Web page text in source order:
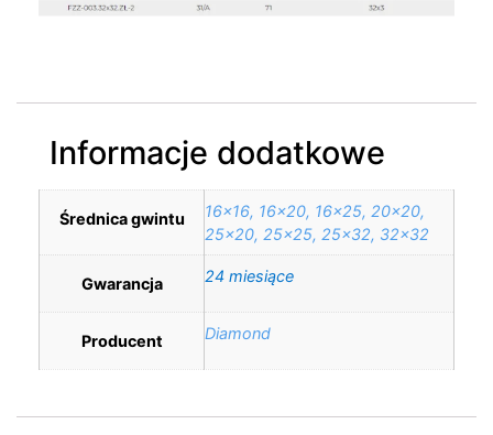
Informacje dodatkowe
Średnica gwintu
16×16, 16×20, 16×25, 20×20,
25×20, 25×25, 25×32, 32×32
Gwarancja 24 miesiące
Producent Diamond